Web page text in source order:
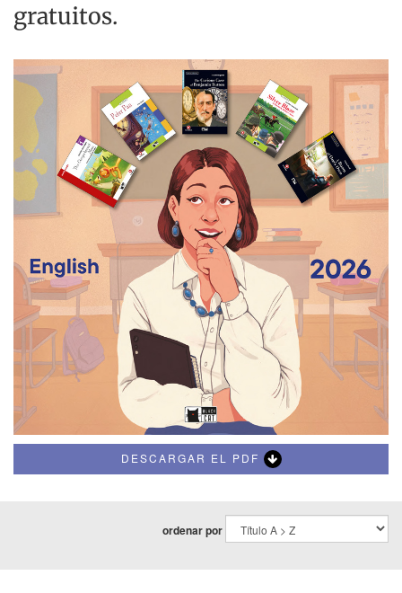
gratuitos.
DESCARGAR EL PDF
ordenar por